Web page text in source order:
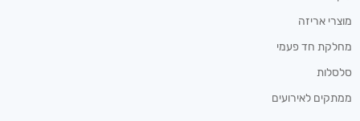
מוצרי אריזה
מחלקת חד פעמי
סלסלות
ממתקים לאירועים